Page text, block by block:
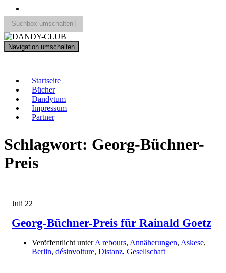
Suchbox umschalten
Search
for:
Navigation umschalten
Startseite
Bücher
Dandytum
Impressum
Partner
Schlagwort: Georg-Büchner-
Preis
Juli 22
Georg-Büchner-Preis für Rainald Goetz
Veröffentlicht unterA rebours, Annäherungen, Askese,
Berlin, désinvolture, Distanz, Gesellschaft